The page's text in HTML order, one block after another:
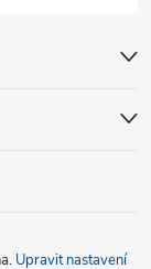
Upravit nastavení